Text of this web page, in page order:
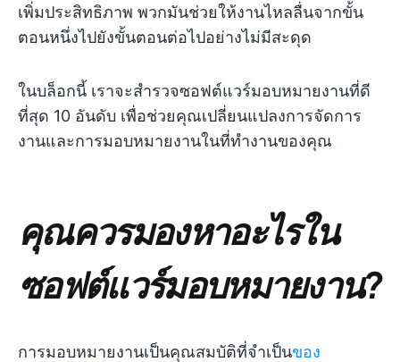
เพิ่มประสิทธิภาพ พวกมันช่วยให้งานไหลลื่นจากขั้น
ตอนหนึ่งไปยังขั้นตอนต่อไปอย่างไม่มีสะดุด
ในบล็อกนี้ เราจะสำรวจซอฟต์แวร์มอบหมายงานที่ดี
ที่สุด 10 อันดับ เพื่อช่วยคุณเปลี่ยนแปลงการจัดการ
งานและการมอบหมายงานในที่ทำงานของคุณ
คุณควรมองหาอะไรใน
ซอฟต์แวร์มอบหมายงาน?
การมอบหมายงานเป็นคุณสมบัติที่จำเป็นของ